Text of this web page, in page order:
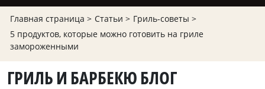
Главная страница > Статьи > Гриль-советы >
5 продуктов, которые можно готовить на гриле
замороженными
ГРИЛЬ И БАРБЕКЮ БЛОГ